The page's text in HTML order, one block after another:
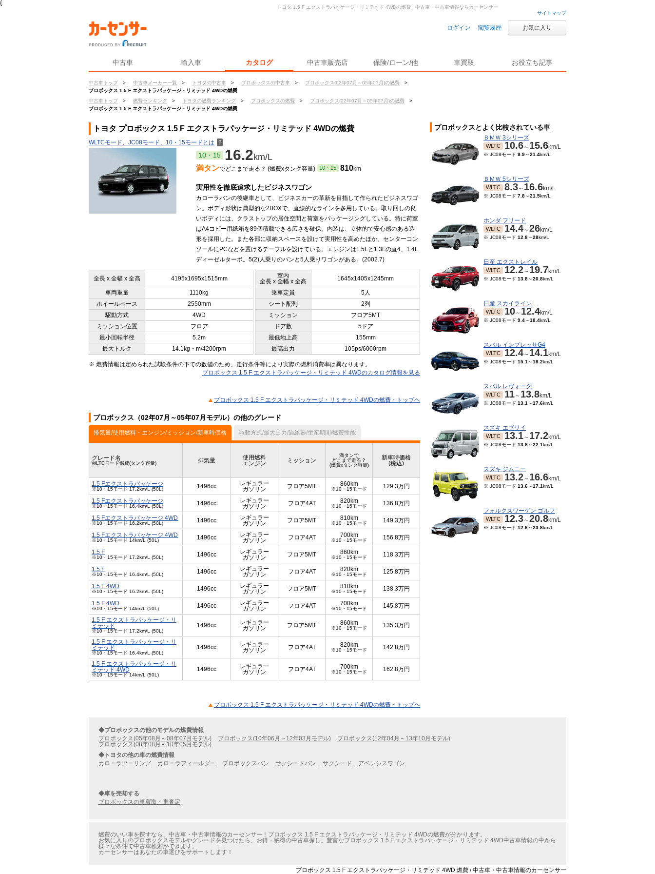
{
サイトマップ
ログイン 閲覧履歴 お気に入り
中古車 輸入車 カタログ 中古車販売店 保険/ローン/他 車買取 お役立ち記事
中古車トップ > 中古車メーカー一覧 > トヨタの中古車 > プロボックスの中古車 > プロボックス(02年07月～05年07月)の燃費
>
プロボックス 1.5 F エクストラパッケージ・リミテッド 4WDの燃費
中古車トップ
> 燃費ランキング > トヨタの燃費ランキング > プロボックスの燃費 > プロボックス(02年07月～05年07月)の燃費
>
プロボックス 1.5 F エクストラパッケージ・リミテッド 4WDの燃費
トヨタ 1.5 F エクストラパッケージ・リミテッド 4WDの燃費 | 中古車・中古車情報ならカーセンサー
トヨタ プロボックス 1.5 F エクストラパッケージ・リミテッド 4WDの燃費
WLTCモード、JC08モード、10・15モードとは ？
10・15 16.2km/L
満タンでどこまで走る？ (燃費xタンク容量) 10・15 810km
実用性を徹底追求したビジネスワゴン
カローラバンの後継車として、ビジネスカーの革新を目指して作られたビジネスワゴ
ン。ボディ形状は典型的な2BOXで、直線的なラインを多用している。取り回しの良
いボディには、クラストップの居住空間と荷室をパッケージングしている。特に荷室
はA4コピー用紙箱を89個積載できる広さを確保。内装は、立体的で安心感のある造
形を採用した。また各部に収納スペースを設けて実用性を高めたほか、センターコン
ソールにPCなどを置けるテーブルを設けている。エンジンは1.5Lと1.3Lの直4、1.4L
ディーゼルターボ。5(2)人乗りのバンと5人乗りワゴンがある。(2002.7)
全長 x 全幅 x 全高 4195x1695x1515mm
室内
全長 x 全幅 x 全高
1645x1405x1245mm
車両重量 1110kg 乗車定員
5人
ホイールベース
2550mm シート配列
2列
駆動方式
4WD ミッション
フロア5MT
ミッション位置
フロア ドア数
5ドア
最小回転半径
5.2m 最低地上高
155mm
最大トルク
14.1kg・m/4200rpm 最高出力 105ps/6000rpm
※ 燃費情報は定められた試験条件の下での数値のため、走行条件等により実際の燃料消費率は異なります。
プロボックス 1.5 F エクストラパッケージ・リミテッド 4WDのカタログ情報を見る
プロボックス 1.5 F エクストラパッケージ・リミテッド 4WDの燃費・トップヘ
プロボックス（02年07月～05年07月モデル）の他のグレード
排気量/使用燃料・エンジン/ミッション/新車時価格 駆動方式/最大出力/過給器/生産期間/燃費性能
グレード名
WLTCモード燃費(タンク容量) 排気量
使用燃料
エンジン
ミッション
満タンで
どこまで走る？
(燃費xタンク容量)
新車時価格
(税込)
1.5 Fエクストラパッケージ
※10・15モード 17.2km/L (50L) 1496cc
レギュラー
ガソリン
フロア5MT 860km
※10・15モード 129.3万円
1.5 Fエクストラパッケージ
※10・15モード 16.4km/L (50L) 1496cc
レギュラー
ガソリン
フロア4AT 820km
※10・15モード 136.8万円
1.5 Fエクストラパッケージ 4WD
※10・15モード 16.2km/L (50L) 1496cc
レギュラー
ガソリン
フロア5MT 810km
※10・15モード 149.3万円
1.5 Fエクストラパッケージ 4WD
※10・15モード 14km/L (50L) 1496cc
レギュラー
ガソリン
フロア4AT 700km
※10・15モード 156.8万円
1.5 F
※10・15モード 17.2km/L (50L) 1496cc
レギュラー
ガソリン
フロア5MT 860km
※10・15モード 118.3万円
1.5 F
※10・15モード 16.4km/L (50L) 1496cc
レギュラー
ガソリン
フロア4AT 820km
※10・15モード 125.8万円
1.5 F 4WD
※10・15モード 16.2km/L (50L) 1496cc
レギュラー
ガソリン
フロア5MT 810km
※10・15モード 138.3万円
1.5 F 4WD
※10・15モード 14km/L (50L) 1496cc
レギュラー
ガソリン
フロア4AT 700km
※10・15モード 145.8万円
1.5 F エクストラパッケージ・リ
ミテッド
※10・15モード 17.2km/L (50L)
1496cc
レギュラー
ガソリン
フロア5MT 860km
※10・15モード 135.3万円
1.5 F エクストラパッケージ・リ
ミテッド
※10・15モード 16.4km/L (50L)
1496cc
レギュラー
ガソリン
フロア4AT 820km
※10・15モード 142.8万円
1.5 F エクストラパッケージ・リ
ミテッド 4WD
※10・15モード 14km/L (50L)
1496cc
レギュラー
ガソリン
フロア4AT 700km
※10・15モード 162.8万円
プロボックス 1.5 F エクストラパッケージ・リミテッド 4WDの燃費・トップヘ
プロボックスとよく比較されている車
ＢＭＷ 3シリーズ
WLTC 10.6～ 15.6km/L
※ JC08モード 9.9～21.4km/L
ＢＭＷ 5シリーズ
WLTC 8.3～ 16.6km/L
※ JC08モード 7.8～21.5km/L
ホンダ フリード
WLTC 14.4～26km/L
※ JC08モード 12.8～28km/L
日産 エクストレイル
WLTC 12.2～ 19.7km/L
※ JC08モード 13.8～20.8km/L
日産 スカイライン
WLTC 10～ 12.4km/L
※ JC08モード 9.4～18.4km/L
スバル インプレッサG4
WLTC 12.4～ 14.1km/L
※ JC08モード 15.1 ～18.2km/L
スバル レヴォーグ
WLTC 11～ 13.8km/L
※ JC08モード 13.1 ～17.6km/L
スズキ エブリイ
WLTC 13.1～ 17.2km/L
※ JC08モード 13.8～22.1km/L
スズキ ジムニー
WLTC 13.2～ 16.6km/L
※ JC08モード 13.6～17.1km/L
フォルクスワーゲン ゴルフ
WLTC 12.3～20.8km/L
※ JC08モード 12.6～23.8km/L
◆プロボックスの他のモデルの燃費情報
プロボックス(05年08月～08年07月モデル)
プロボックス(10年06月～12年03月モデル)
プロボックス(12年04月～13年10月モデル)
プロボックス(08年08月～10年05月モデル)
◆トヨタの他の車の燃費情報
カローラツーリング
カローラフィールダー プロボックスバン サクシードバン サクシード アベンシスワゴン
◆車を売却する
プロボックスの車買取・車査定
燃費のいい車を探すなら、中古車・中古車情報のカーセンサー！プロボックス 1.5 F エクストラパッケージ・リミテッド 4WDの燃費が分かります。
お気に入りのプロボックスモデルやグレードを見つけたら、お得・納得の中古車探し。豊富なプロボックス 1.5 F エクストラパッケージ・リミテッド 4WD中古車情報の中から
様々な条件で中古車検索ができます。
カーセンサーはあなたの車選びをサポートします！
プロボックス 1.5 F エクストラパッケージ・リミテッド 4WD 燃費 / 中古車・中古車情報のカーセンサー